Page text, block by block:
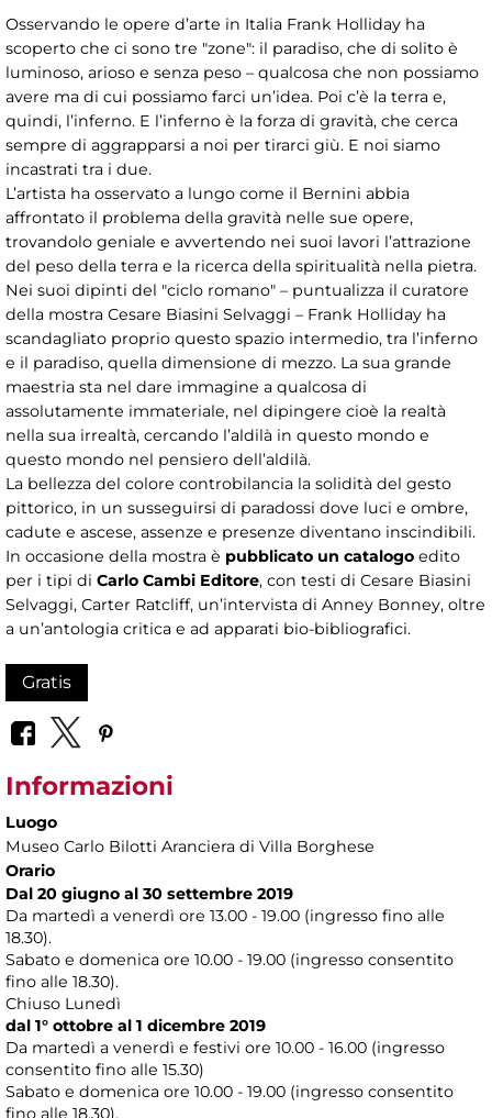
Osservando le opere d’arte in Italia Frank Holliday ha
scoperto che ci sono tre "zone": il paradiso, che di solito è
luminoso, arioso e senza peso – qualcosa che non possiamo
avere ma di cui possiamo farci un’idea. Poi c’è la terra e,
quindi, l’inferno. E l’inferno è la forza di gravità, che cerca
sempre di aggrapparsi a noi per tirarci giù. E noi siamo
incastrati tra i due.
L’artista ha osservato a lungo come il Bernini abbia
affrontato il problema della gravità nelle sue opere,
trovandolo geniale e avvertendo nei suoi lavori l’attrazione
del peso della terra e la ricerca della spiritualità nella pietra.
Nei suoi dipinti del "ciclo romano" – puntualizza il curatore
della mostra Cesare Biasini Selvaggi – Frank Holliday ha
scandagliato proprio questo spazio intermedio, tra l’inferno
e il paradiso, quella dimensione di mezzo. La sua grande
maestria sta nel dare immagine a qualcosa di
assolutamente immateriale, nel dipingere cioè la realtà
nella sua irrealtà, cercando l’aldilà in questo mondo e
questo mondo nel pensiero dell’aldilà.
La bellezza del colore controbilancia la solidità del gesto
pittorico, in un susseguirsi di paradossi dove luci e ombre,
cadute e ascese, assenze e presenze diventano inscindibili.
In occasione della mostra è pubblicato un catalogo edito
per i tipi di Carlo Cambi Editore, con testi di Cesare Biasini
Selvaggi, Carter Ratcliff, un’intervista di Anney Bonney, oltre
a un’antologia critica e ad apparati bio-bibliografici.
Gratis
Informazioni
Luogo
Museo Carlo Bilotti Aranciera di Villa Borghese
Orario
Dal 20 giugno al 30 settembre 2019
Da martedì a venerdì ore 13.00 - 19.00 (ingresso fino alle
18.30).
Sabato e domenica ore 10.00 - 19.00 (ingresso consentito
fino alle 18.30).
Chiuso Lunedì
dal 1° ottobre al 1 dicembre 2019
Da martedì a venerdì e festivi ore 10.00 - 16.00 (ingresso
consentito fino alle 15.30)
Sabato e domenica ore 10.00 - 19.00 (ingresso consentito
fino alle 18.30).